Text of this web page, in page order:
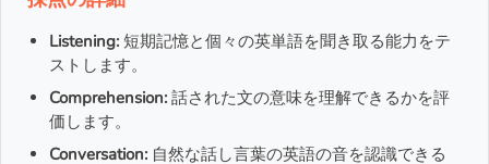
Listening: 短期記憶と個々の英単語を聞き取る能力をテ
ストします。
Comprehension: 話された文の意味を理解できるかを評
価します。
Conversation: 自然な話し言葉の英語の音を認識できる